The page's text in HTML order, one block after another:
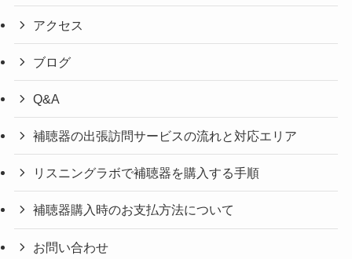
アクセス
ブログ
Q&A
補聴器の出張訪問サービスの流れと対応エリア
リスニングラボで補聴器を購入する手順
補聴器購入時のお支払方法について
お問い合わせ